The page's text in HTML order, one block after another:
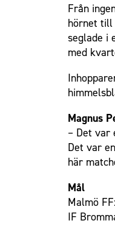
Från
hörnet till
seglade i
med
Magnus
– Det var
Det var
här
Mål
Malmö
IF